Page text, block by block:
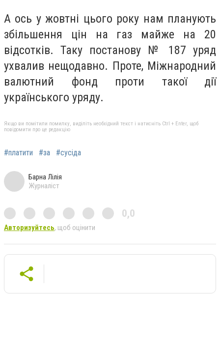
А ось у жовтні цього року нам планують
збільшення цін на газ майже на 20
відсотків. Таку постанову № 187 уряд
ухвалив нещодавно. Проте, Міжнародний
валютний фонд проти такої дії
українського уряду.
Якщо ви помітили помилку, виділіть необхідний текст і натисніть Ctrl + Enter, щоб
повідомити про це редакцію
#платити #за #сусіда
Барна Лілія
Журналіст
0,0
Авторизуйтесь, щоб оцінити